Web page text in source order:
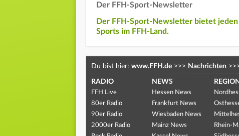
Der FFH-Sport-Newsletter
Der FFH-Sport-Newsletter bietet
Sports im FFH-Land.
Du bist hier: www.FFH.de >>> Nachrichten
RADIO
FFH Live
80er Radio
90er Radio
2000er Radio
NEWS
Hessen News
Frankfurt News
Wiesbaden News
Mainz News
Rhein-